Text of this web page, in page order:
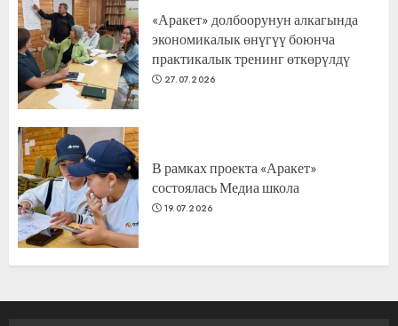
«Аракет» долбоорунун алкагында
экономикалык өнүгүү боюнча
практикалык тренинг өткөрүлдү
27.07.2026
В рамках проекта «Аракет»
состоялась Медиа школа
19.07.2026